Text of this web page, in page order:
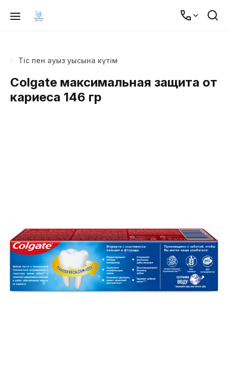
Тіс пен ауыз қуысына күтім
Colgate максимальная защита от
кариеса 146 гр